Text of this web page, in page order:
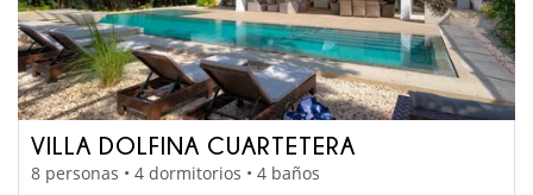
VILLA DOLFINA CUARTETERA
8 personas • 4 dormitorios • 4 baños